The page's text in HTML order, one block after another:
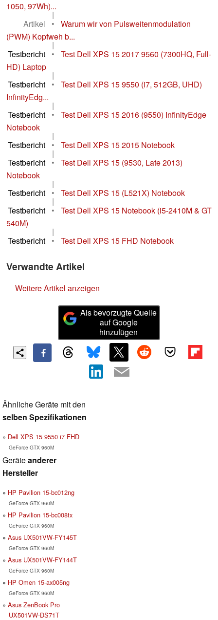
1050, 97Wh)...
|
Artikel
•
Warum wir von Pulsweitenmodulation
(PWM) Kopfweh b...
|
Testbericht
•
Test Dell XPS 15 2017 9560 (7300HQ, Full-
HD) Laptop
|
Testbericht
•
Test Dell XPS 15 9550 (i7, 512GB, UHD)
InfinityEdg...
|
Testbericht
•
Test Dell XPS 15 2016 (9550) InfinityEdge
Notebook
|
Testbericht
• Test Dell XPS 15 2015 Notebook
|
Testbericht
•
Test Dell XPS 15 (9530, Late 2013)
Notebook
|
Testbericht
• Test Dell XPS 15 (L521X) Notebook
|
Testbericht
•
Test Dell XPS 15 Notebook (i5-2410M & GT
540M)
|
Testbericht
• Test Dell XPS 15 FHD Notebook
Verwandte Artikel
Weitere Artikel anzeigen
Als bevorzugte Quelle
auf Google
hinzufügen
Ähnliche Geräte mit den
selben Spezifikationen
Dell XPS 15 9550 i7 FHD
GeForce GTX 960M
Geräteanderer
Hersteller
HP Pavilion 15-bc012ng
GeForce GTX 960M
HP Pavilion 15-bc008tx
GeForce GTX 960M
Asus UX501VW-FY145T
GeForce GTX 960M
Asus UX501VW-FY144T
GeForce GTX 960M
HP Omen 15-ax005ng
GeForce GTX 960M
Asus ZenBook Pro
UX501VW-DS71T